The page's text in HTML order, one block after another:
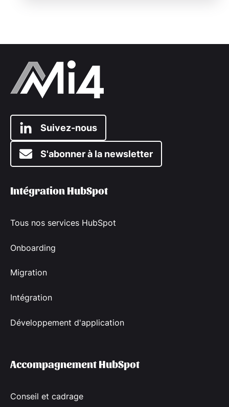
Suivez-nous
S'abonner à la newsletter
Intégration HubSpot
Tous nos services HubSpot
Onboarding
Migration
Intégration
Développement d'application
Accompagnement HubSpot
Conseil et cadrage